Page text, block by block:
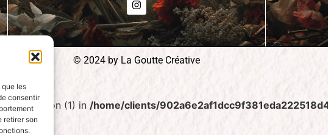
les
consentir
retirer son
© 2024 by La Goutte Créative
(1) in /home/clients/